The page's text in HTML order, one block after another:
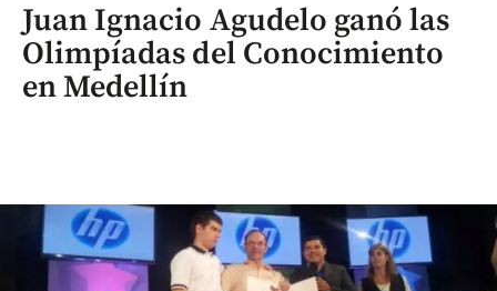
Juan Ignacio Agudelo ganó las
Olimpíadas del Conocimiento
en Medellín